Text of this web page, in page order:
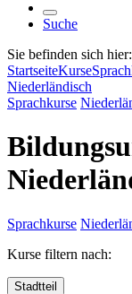
Suche
Sie befinden sich hier:
StartseiteKurse
Niederländisch
Sprachkurse
Sprachkurse
Kurse filtern nach:
Stadtteil